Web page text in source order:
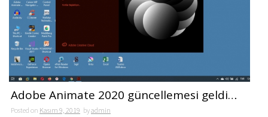
Adobe Animate 2020 güncellemesi geldi…
Posted on Kasım 9, 2019 byadmin